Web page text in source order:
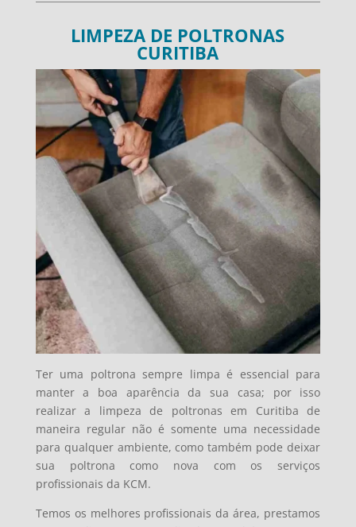
LIMPEZA DE POLTRONAS
CURITIBA
Ter uma poltrona sempre limpa é essencial para
manter a boa aparência da sua casa; por isso
realizar a limpeza de poltronas em Curitiba de
maneira regular não é somente uma necessidade
para qualquer ambiente, como também pode deixar
sua poltrona como nova com os serviços
profissionais da KCM.
Temos os melhores profissionais da área, prestamos